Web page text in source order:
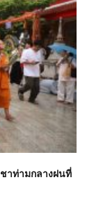
าท่ามกลางฝนที่